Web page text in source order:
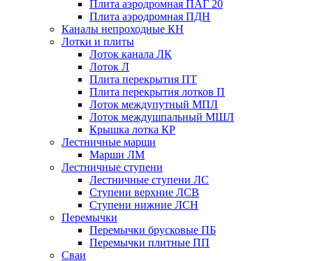
Плита аэродромная ПАГ 20
Плита аэродромная ПДН
Каналы непроходные КН
Лотки и плиты
Лоток канала ЛК
Лоток Л
Плита перекрытия ПТ
Плита перекрытия лотков П
Лоток междупутный МПЛ
Лоток междушпальный МШЛ
Крышка лотка КР
Лестничные марши
Марши ЛМ
Лестничные ступени
Лестничные ступени ЛС
Ступени верхние ЛСВ
Ступени нижние ЛСН
Перемычки
Перемычки брусковые ПБ
Перемычки плитные ПП
Сваи